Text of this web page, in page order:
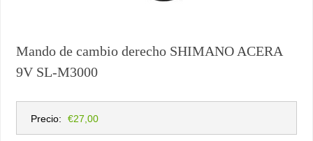
Mando de cambio derecho SHIMANO ACERA
9V SL-M3000
Precio: €27,00